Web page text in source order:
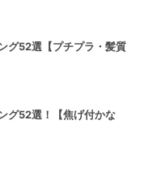
グ52選【プチプラ・髪質
グ52選！【焦げ付かな